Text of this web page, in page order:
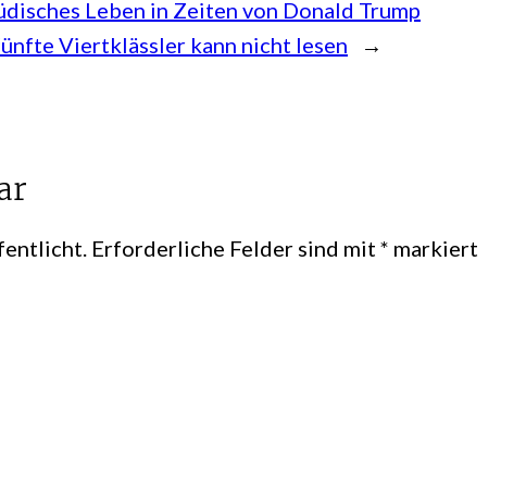
Leben in Zeiten von Donald Trump
Viertklässler kann nicht lesen →
Erforderliche Felder sind mit * markiert